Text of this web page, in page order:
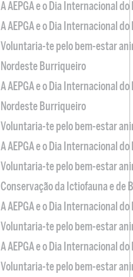
A AEPGA e o Dia Internacional
A AEPGA e o Dia Internacional
Voluntaria-te pelo bem-estar
Nordeste Burriqueiro
A AEPGA e o Dia Internacional
Nordeste Burriqueiro
Voluntaria-te pelo bem-estar
A AEPGA e o Dia Internacional
Voluntaria-te pelo bem-estar
Conservação da Ictiofauna e de
A AEPGA e o Dia Internacional
Voluntaria-te pelo bem-estar
A AEPGA e o Dia Internacional
Voluntaria-te pelo bem-estar